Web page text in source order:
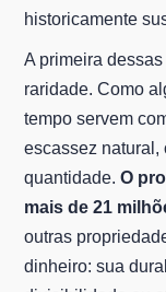
historicamente
A primeira
raridade. Como
tempo servem
escassez natural,
quantidade.O
mais de 21
outras
dinheiro: sua